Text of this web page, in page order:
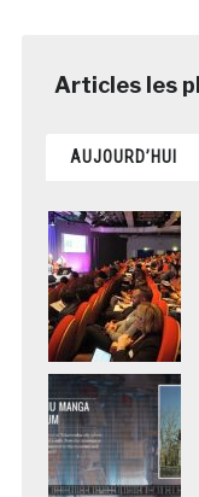
AUJOURD’HUI